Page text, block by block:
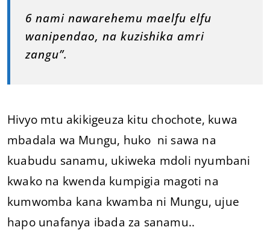
6 nami nawarehemu maelfu elfu
wanipendao, na kuzishika amri
zangu”.
Hivyo mtu akikigeuza kitu chochote, kuwa
mbadala wa Mungu, huko ni sawa na
kuabudu sanamu, ukiweka mdoli nyumbani
kwako na kwenda kumpigia magoti na
kumwomba kana kwamba ni Mungu, ujue
hapo unafanya ibada za sanamu..